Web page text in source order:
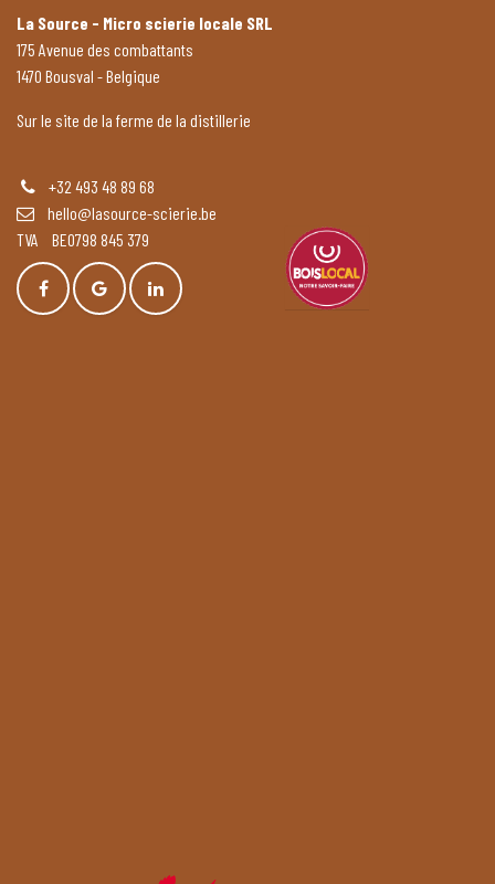
La Source - Micro scierie locale SRL
175 Avenue des combattants
1470 Bousval - Belgique
Sur le site de la ferme de la distillerie
+32 493 48 89 68
hello@lasource-scierie.be
TVA BE0798 845 379